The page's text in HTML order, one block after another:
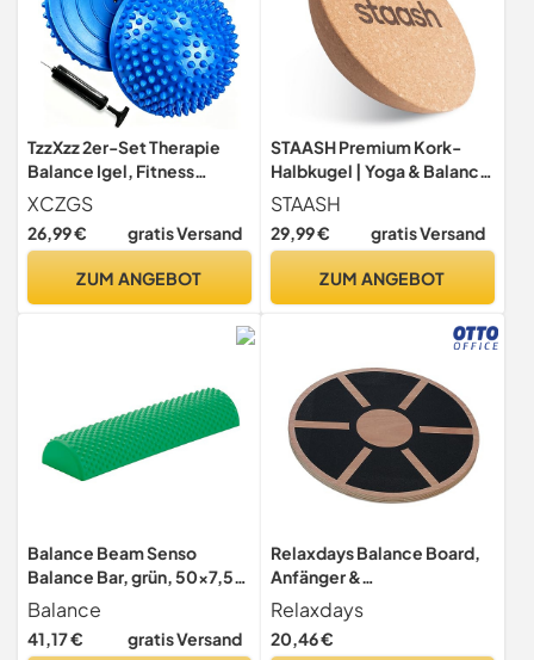
TzzXzz 2er-Set Therapie
Balance Igel, Fitness
Halbkugel mit Luftpumpe
XCZGS
26,99 € gratis Versand
ZUM ANGEBOT
STAASH Premium Kork-
Halbkugel | Yoga & Balance
Board für Fitness, Surf
Training, Rehabilitation &
Gleichgewichtstraining -
Design
STAASH
29,99 € gratis Versand
ZUM ANGEBOT
Balance Beam Senso
Balance Bar, grün, 50x7,5
cm | Gleichgewicht
Balancierbalken luftgefüllt
Balance
41,17 € gratis Versand
Relaxdays Balance Board,
Anfänger &
Fortgeschrittene, HxD: 8 x
40 cm,
Gleichgewichtstrainer, aus
Relaxdays
20,46 €